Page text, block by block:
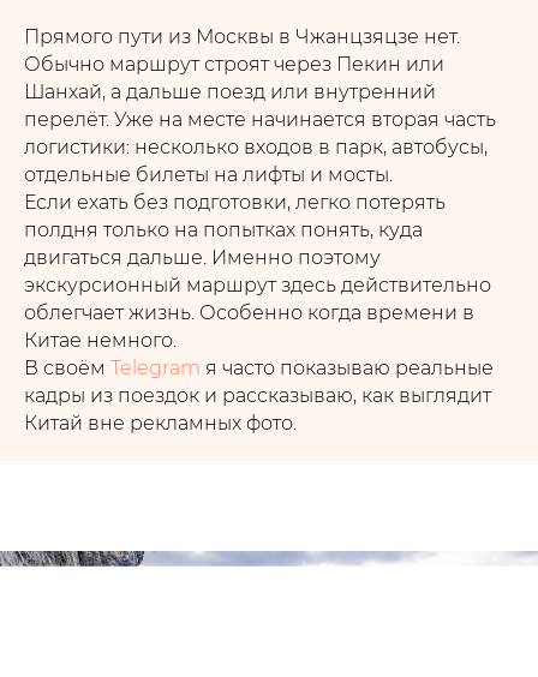
Прямого пути из Москвы в Чжанцзяцзе нет.
Обычно маршрут строят через Пекин или
Шанхай, а дальше поезд или внутренний
перелёт. Уже на месте начинается вторая часть
логистики: несколько входов в парк, автобусы,
отдельные билеты на лифты и мосты.
Если ехать без подготовки, легко потерять
полдня только на попытках понять, куда
двигаться дальше. Именно поэтому
экскурсионный маршрут здесь действительно
облегчает жизнь. Особенно когда времени в
Китае немного.
В своём Telegram я часто показываю реальные
кадры из поездок и рассказываю, как выглядит
Китай вне рекламных фото.